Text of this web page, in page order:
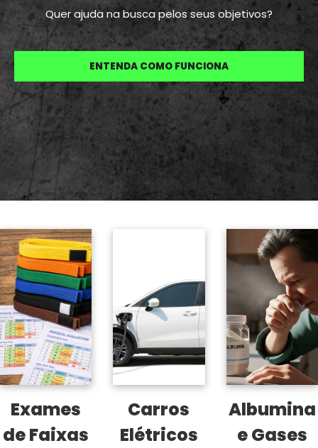
Quer ajuda na busca pelos seus objetivos?
ENTENDA COMO FUNCIONA
Exames
de Faixas
Carros
Elétricos
Albumina
e Gases